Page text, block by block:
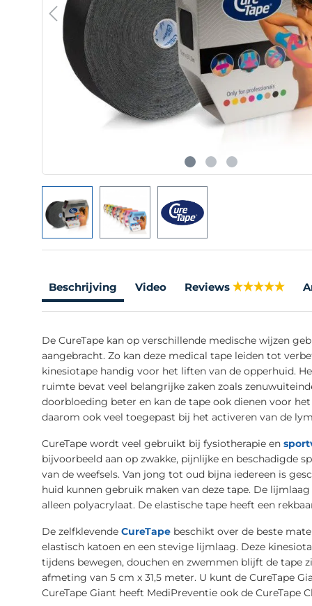
Beschrijving Video Reviews
De CureTape kan op verschillende medische wijzen
aangebracht. Zo kan deze medical tape leiden tot
kinesiotape handig voor het liften van de opperhuid.
ruimte bevat veel belangrijke zaken zoals
doorbloeding beter en kan de tape ook dienen voor
daarom ook veel toegepast bij het activeren van de
CureTape wordt veel gebruikt bij fysiotherapie en
bijvoorbeeld aan op zwakke, pijnlijke en beschadigde
van de weefsels. Van jong tot oud bijna iedereen is
huid kunnen gebruik maken van deze tape. De
alleen polyacrylaat. De elastische tape heeft een
De zelfklevende CureTape beschikt over de beste
elastisch katoen en een stevige lijmlaag. Deze
tijdens bewegen, douchen en zwemmen blijft de tape
afmeting van 5 cm x 31,5 meter. U kunt de CureTape
CureTape Giant heeft MediPreventie ook de CureTape